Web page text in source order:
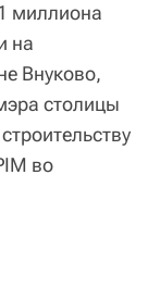
миллиона
на
Внуково,
столицы
во